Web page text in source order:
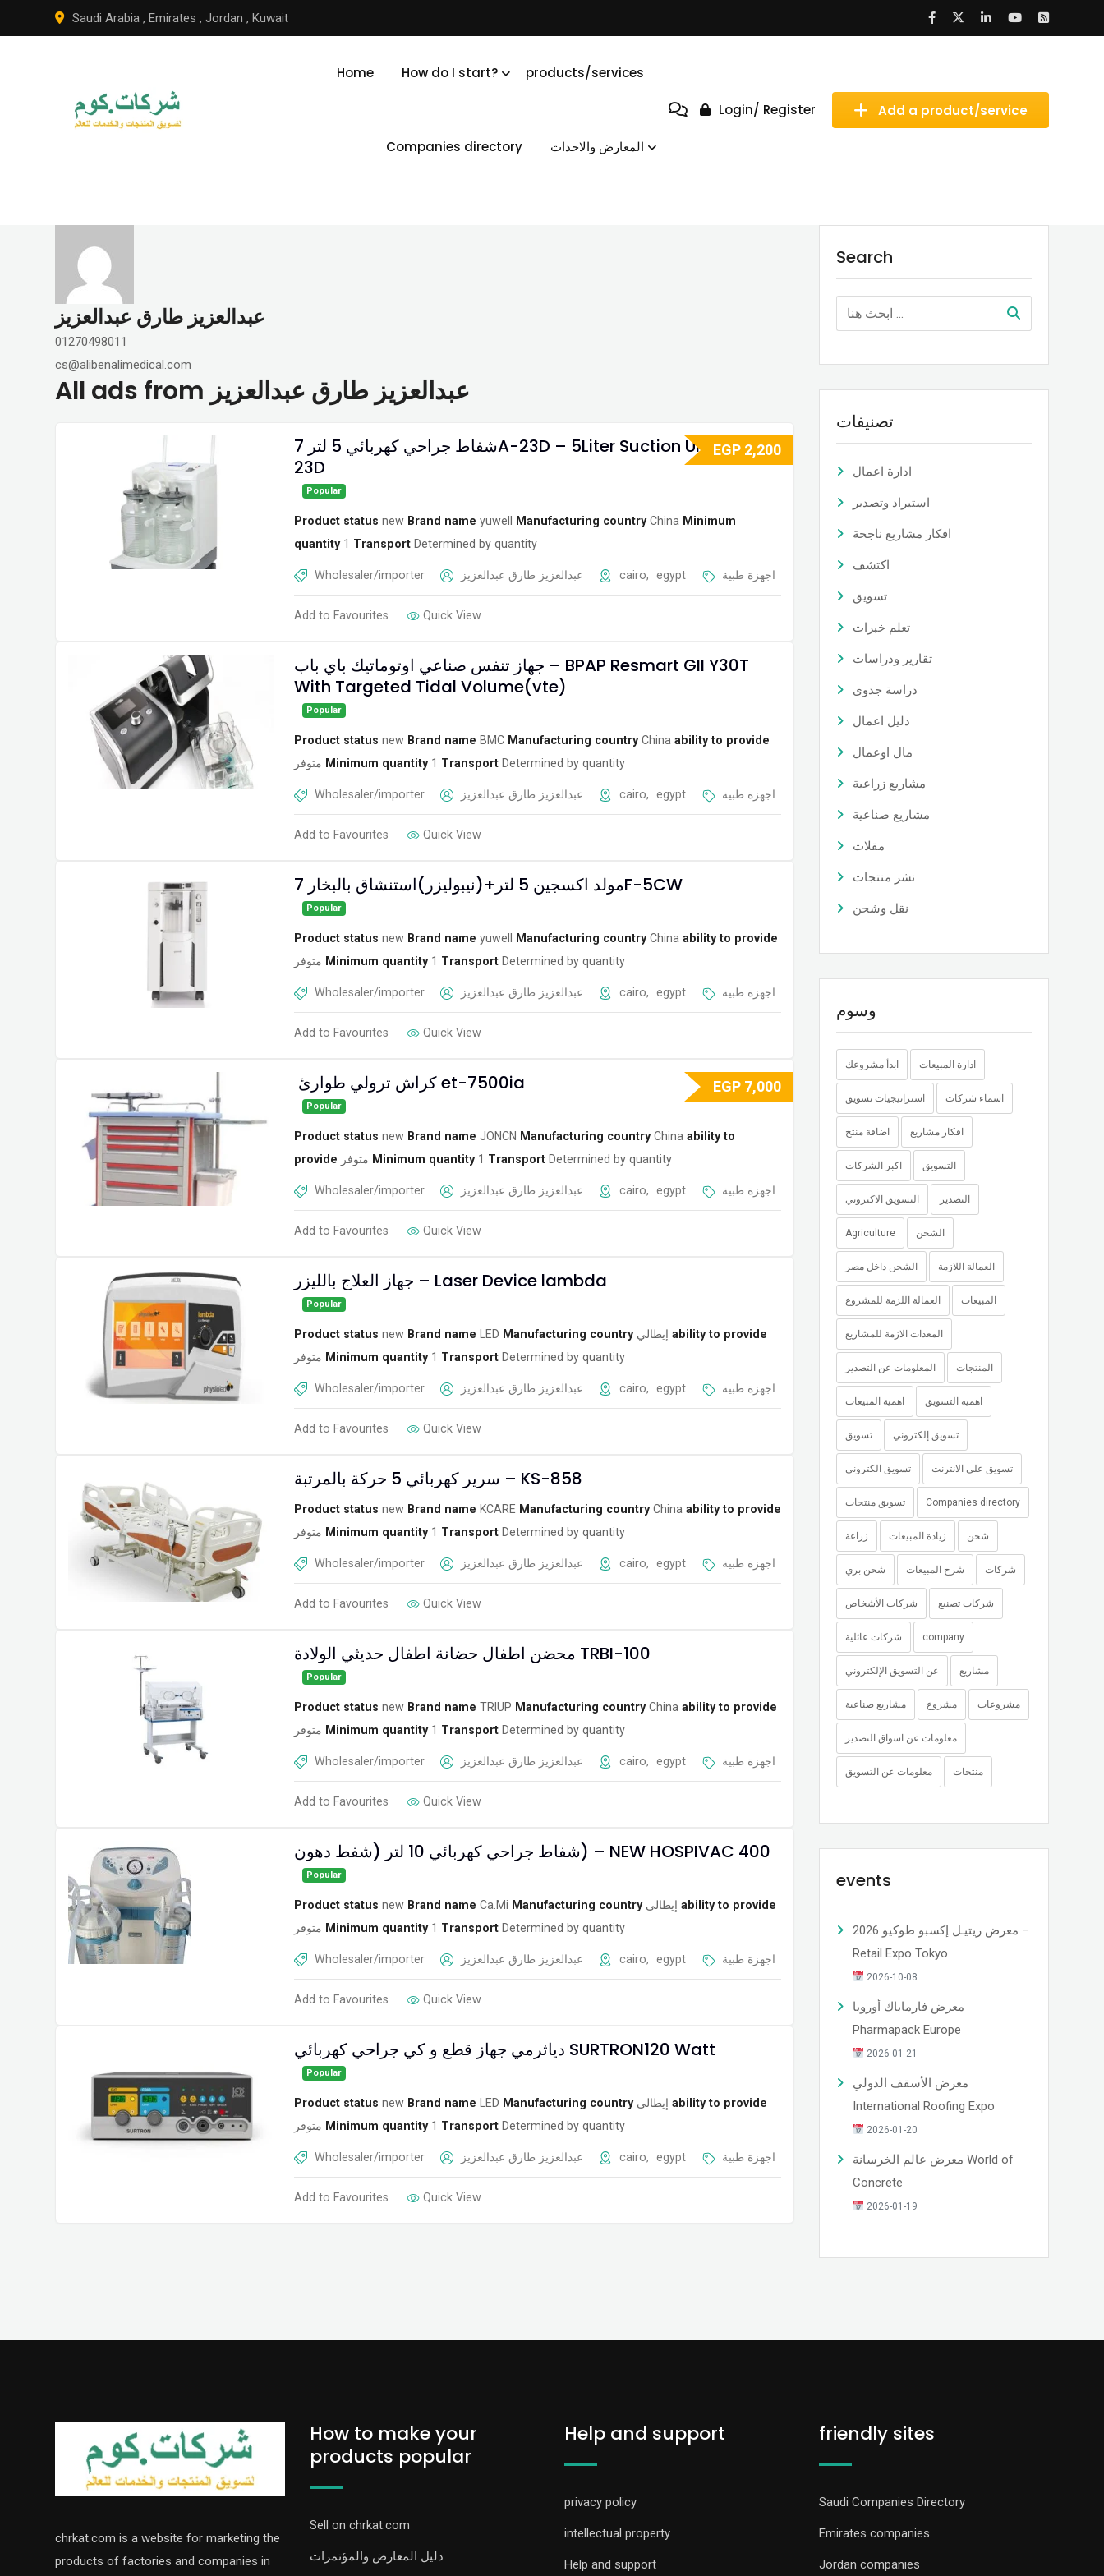
to
Saudi Arabia , Emirates , Jordan , Kuwait
Add a product/service
Login/ Register
Home How do I start? products/services
Companies directory المعارض والاحداث
عبدالعزيز طارق عبدالعزيز
01270498011
cs@alibenalimedical.com
All ads from عبدالعزيز طارق عبدالعزيز
شفاط جراحي كهربائي 5 لتر 7A-23D – 5Liter Suction Unit 7A-
23D
Popular
Product status new Brand name yuwell Manufacturing country China Minimum
quantity 1 Transport Determined by quantity
Wholesaler/importer عبدالعزيز طارق عبدالعزيز cairo, egypt اجهزة طبية
Add to Favourites Quick View
EGP 2,200
جهاز تنفس صناعي اوتوماتيك باي باب – BPAP Resmart GII Y30T
With Targeted Tidal Volume(vte)
Popular
Product status new Brand name BMC Manufacturing country China ability to provide
متوفر Minimum quantity 1 Transport Determined by quantity
Wholesaler/importer عبدالعزيز طارق عبدالعزيز cairo, egypt اجهزة طبية
Add to Favourites Quick View
مولد اكسجين 5 لتر+(نيبوليزر)استنشاق بالبخار 7F-5CW
Popular
Product status new Brand name yuwell Manufacturing country China ability to provide
متوفر Minimum quantity 1 Transport Determined by quantity
Wholesaler/importer عبدالعزيز طارق عبدالعزيز cairo, egypt اجهزة طبية
Add to Favourites Quick View
كراش ترولي طوارئ et-7500ia
Popular
Product status new Brand name JONCN Manufacturing country China ability to
provide متوفر Minimum quantity 1 Transport Determined by quantity
Wholesaler/importer عبدالعزيز طارق عبدالعزيز cairo, egypt اجهزة طبية
Add to Favourites Quick View
EGP 7,000
جهاز العلاج بالليزر – Laser Device lambda
Popular
Product status new Brand name LED Manufacturing country إيطالي ability to provide
متوفر Minimum quantity 1 Transport Determined by quantity
Wholesaler/importer عبدالعزيز طارق عبدالعزيز cairo, egypt اجهزة طبية
Add to Favourites Quick View
سرير كهربائي 5 حركة بالمرتبة – KS-858
Product status new Brand name KCARE Manufacturing country China ability to provide
متوفر Minimum quantity 1 Transport Determined by quantity
Wholesaler/importer عبدالعزيز طارق عبدالعزيز cairo, egypt اجهزة طبية
Add to Favourites Quick View
محضن اطفال حضانة اطفال حديثي الولادة TRBI-100
Popular
Product status new Brand name TRIUP Manufacturing country China ability to provide
متوفر Minimum quantity 1 Transport Determined by quantity
Wholesaler/importer عبدالعزيز طارق عبدالعزيز cairo, egypt اجهزة طبية
Add to Favourites Quick View
شفاط جراحي كهربائي 10 لتر (شفط دهون) – NEW HOSPIVAC 400
Popular
Product status new Brand name Ca.Mi Manufacturing country إيطالي ability to provide
متوفر Minimum quantity 1 Transport Determined by quantity
Wholesaler/importer عبدالعزيز طارق عبدالعزيز cairo, egypt اجهزة طبية
Add to Favourites Quick View
دياثرمي جهاز قطع و كي جراحي كهربائي SURTRON120 Watt
Popular
Product status new Brand name LED Manufacturing country إيطالي ability to provide
متوفر Minimum quantity 1 Transport Determined by quantity
Wholesaler/importer عبدالعزيز طارق عبدالعزيز cairo, egypt اجهزة طبية
Add to Favourites Quick View
Search
تصنيفات
ادارة اعمال
استيراد وتصدير
افكار مشاريع ناجحة
اكتشف
تسويق
تعلم خبرات
تقارير ودراسات
دراسة جدوى
دليل اعمال
مال اوعمال
مشاريع زراعية
مشاريع صناعية
مقلات
نشر منتجات
نقل وشحن
وسوم
ابدأ مشروعك ادارة المبيعات
استراتيجيات تسويق اسماء شركات
اضافة منتج افكار مشاريع
اكبر الشركات التسويق
التسويق الاكتروني التصدير
Agriculture الشحن
الشحن داخل مصر العمالة اللازمة
العمالة اللزمة للمشروع المبيعات
المعدات الازمة للمشاريع
المعلومات عن التصدير المنتجات
اهمية المبيعات اهميه التسويق
تسويق تسويق إلكتروني
تسويق الكترونى تسويق على الانترنت
تسويق منتجات Companies directory
زراعة زيادة المبيعات شحن
شحن بري شرح المبيعات شركات
شركات الأشخاص شركات تصنيع
شركات عائلية company
عن التسويق الإلكتروني مشاريع
مشاريع صناعية مشروع مشروعات
معلومات عن اسواق التصدير
معلومات عن التسويق منتجات
events
معرض ريتيـل إكسبو طوكيو 2026 –
Retail Expo Tokyo
2026-10-08
معرض فارماباك أوروبا
Pharmapack Europe
2026-01-21
معرض الأسقف الدولي
International Roofing Expo
2026-01-20
معرض عالم الخرسانة World of
Concrete
2026-01-19
chrkat.com is a website for marketing the
products of factories and companies in
How to make your
products popular
Sell on chrkat.com
دليل المعارض والمؤتمرات
Help and support
privacy policy
intellectual property
Help and support
friendly sites
Saudi Companies Directory
Emirates companies
Jordan companies